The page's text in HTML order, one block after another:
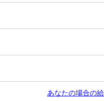
あなたの場合の